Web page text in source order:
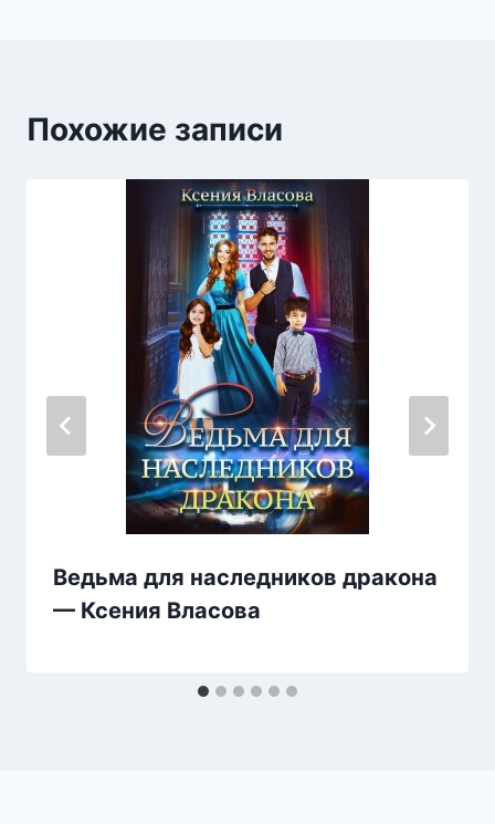
Похожие записи
Ведьма для наследников дракона
— Ксения Власова